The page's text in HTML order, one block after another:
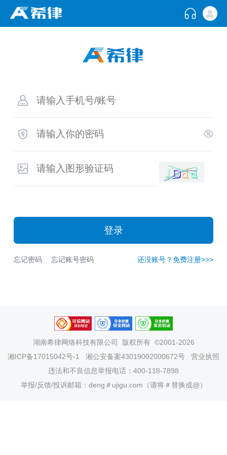
登录
忘记密码 忘记账号密码 还没账号？免费注册>>>
湖南希律网络科技有限公司
版权所有 ©2001-2026
湘ICP备17015042号-1
湘公安备案43019002000672号
营业执照
违法和不良信息举报电话：400-118-7898
举报/反馈/投诉邮箱：deng＃ujigu.com（请将＃替换成@）